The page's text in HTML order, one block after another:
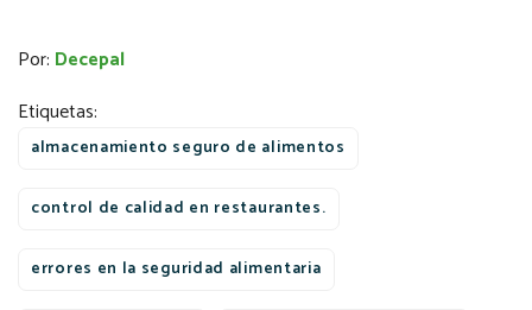
Por: Decepal
Etiquetas:
almacenamiento seguro de alimentos
control de calidad en restaurantes.
errores en la seguridad alimentaria